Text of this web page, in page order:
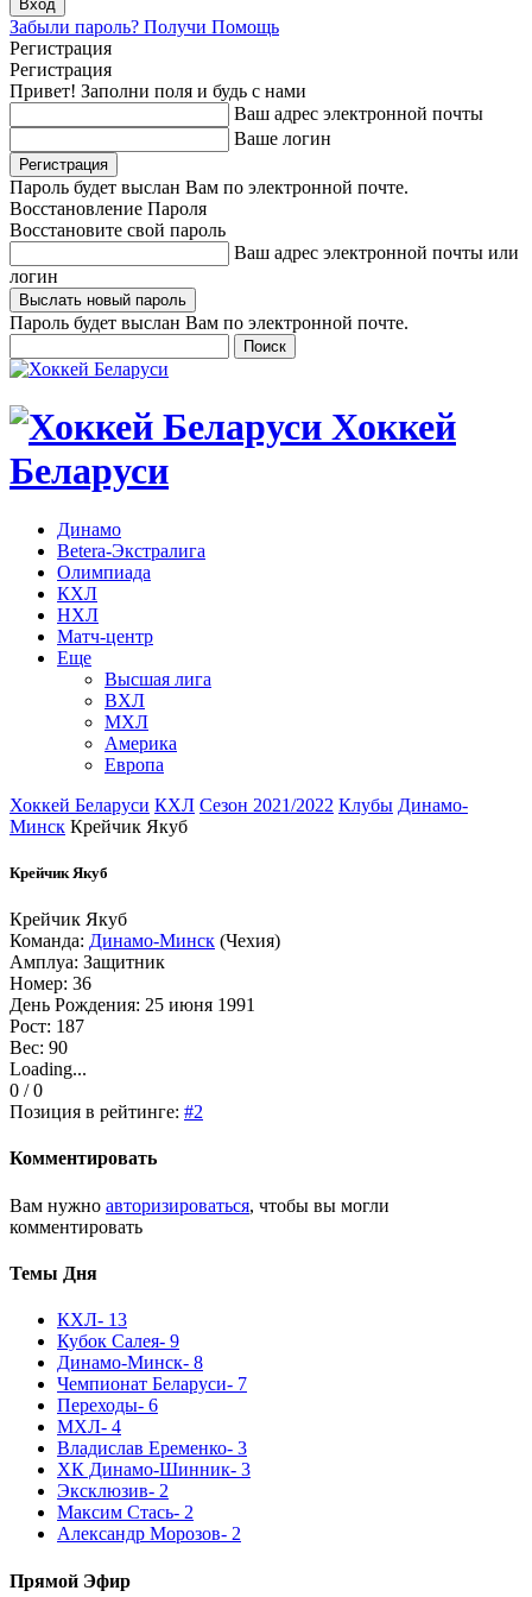
Забыли пароль? Получи Помощь
Регистрация
Регистрация
Привет! Заполни поля и будь с нами
Ваш адрес электронной почты
Ваше логин
Пароль будет выслан Вам по электронной почте.
Восстановление Пароля
Восстановите свой пароль
Ваш адрес электронной почты или
логин
Пароль будет выслан Вам по электронной почте.
Хоккей
Беларуси
Динамо
Betera-Экстралига
Олимпиада
КХЛ
НХЛ
Матч-центр
Еще
Высшая лига
ВХЛ
МХЛ
Америка
Европа
Хоккей Беларуси КХЛ Сезон 2021/2022 Клубы Динамо-
Минск Крейчик Якуб
Крейчик Якуб
Крейчик Якуб
Команда: Динамо-Минск (Чехия)
Амплуа: Защитник
Номер: 36
День Рождения: 25 июня 1991
Рост: 187
Вес: 90
Loading...
0 / 0
Позиция в рейтинге: #2
Комментировать
Вам нужно авторизироваться, чтобы вы могли
комментировать
Темы Дня
КХЛ- 13
Кубок Салея- 9
Динамо-Минск- 8
Чемпионат Беларуси- 7
Переходы- 6
МХЛ- 4
Владислав Еременко- 3
ХК Динамо-Шинник- 3
Эксклюзив- 2
Максим Стась- 2
Александр Морозов- 2
Прямой Эфир